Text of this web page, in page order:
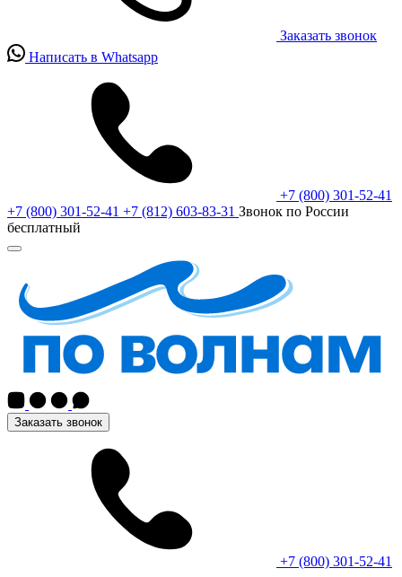
Заказать звонок
Написать в Whatsapp
+7 (800) 301-52-41
+7 (800) 301-52-41 +7 (812) 603-83-31 Звонок по России
бесплатный
Заказать звонок
+7 (800) 301-52-41